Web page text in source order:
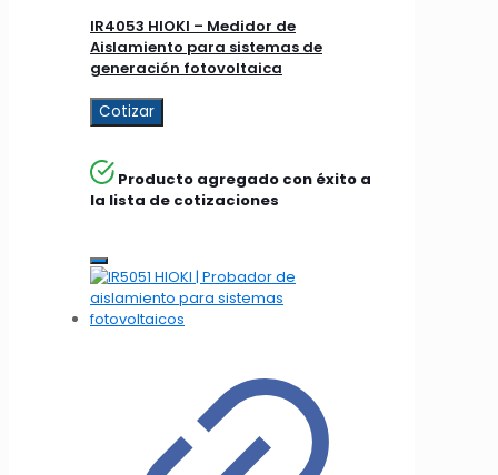
IR4053 HIOKI – Medidor de
Aislamiento para sistemas de
generación fotovoltaica
Cotizar
Producto agregado con éxito a
la lista de cotizaciones